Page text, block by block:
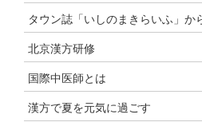
タウン誌「いしのまきらいふ」か
北京漢方研修
国際中医師とは
漢方で夏を元気に過ごす